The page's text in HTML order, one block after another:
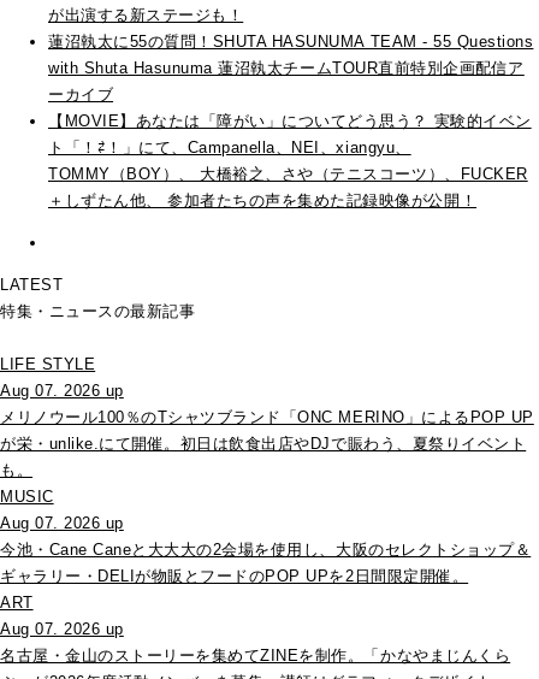
が出演する新ステージも！
蓮沼執太に55の質問！SHUTA HASUNUMA TEAM - 55 Questions
with Shuta Hasunuma 蓮沼執太チームTOUR直前特別企画配信ア
ーカイブ
【MOVIE】あなたは「障がい」についてどう思う？ 実験的イベン
ト「！⇄！」にて、Campanella、NEI、xiangyu、
TOMMY（BOY）、 大橋裕之、さや（テニスコーツ）、FUCKER
＋しずたん他、 参加者たちの声を集めた記録映像が公開！
LATEST
特集・ニュースの最新記事
LIFE STYLE
Aug 07. 2026 up
メリノウール100％のTシャツブランド「ONC MERINO」によるPOP UP
が栄・unlike.にて開催。初日は飲食出店やDJで賑わう、夏祭りイベント
も。
MUSIC
Aug 07. 2026 up
今池・Cane Caneと大大大の2会場を使用し、大阪のセレクトショップ＆
ギャラリー・DELIが物販とフードのPOP UPを2日間限定開催。
ART
Aug 07. 2026 up
名古屋・金山のストーリーを集めてZINEを制作。「かなやまじんくら